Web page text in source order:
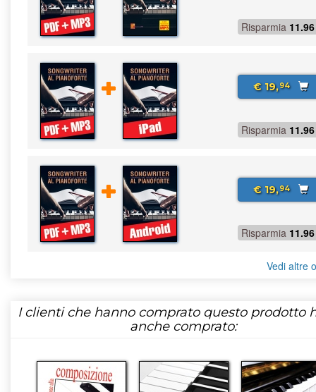
Risparmia 11.96
€ 19,94
Risparmia 11.96
€ 19,94
Risparmia 11.96
Vedi altre
I clienti che hanno comprato questo prodotto
anche comprato: